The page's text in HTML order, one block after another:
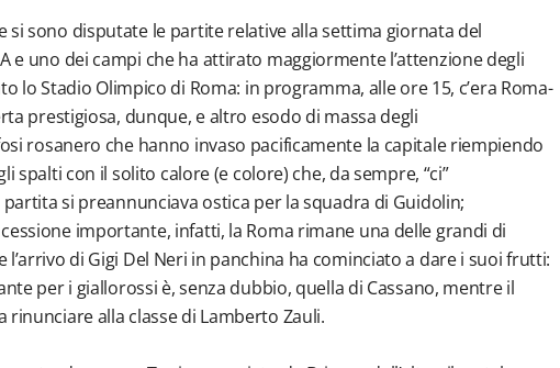
si sono disputate le partite relative alla settima giornata del
e uno dei campi che ha attirato maggiormente l’attenzione degli
lo Stadio Olimpico di Roma: in programma, alle ore 15, c’era Roma-
prestigiosa, dunque, e altro esodo di massa degli
rosanero che hanno invaso pacificamente la capitale riempiendo
spalti con il solito calore (e colore) che, da sempre, “ci”
si preannunciava ostica per la squadra di Guidolin;
importante, infatti, la Roma rimane una delle grandi di
di Gigi Del Neri in panchina ha cominciato a dare i suoi frutti:
per i giallorossi è, senza dubbio, quella di Cassano, mentre il
rinunciare alla classe di Lamberto Zauli.